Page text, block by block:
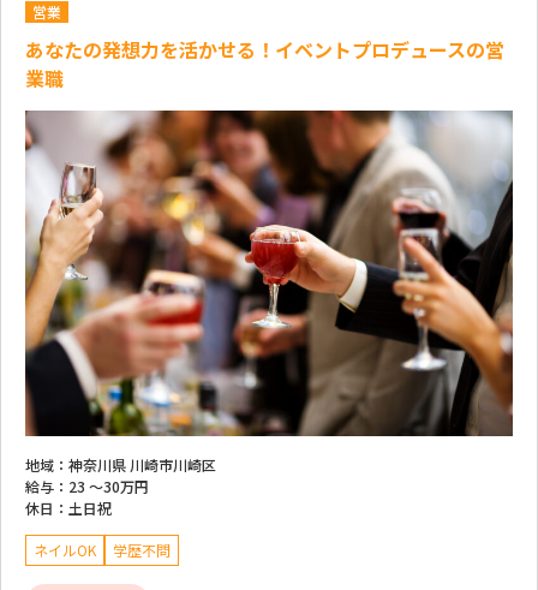
営業
あなたの発想力を活かせる！イベントプロデュースの営
業職
地域： 神奈川県 川崎市川崎区
給与： 23 ～30万円
休日： 土日祝
ネイルOK 学歴不問